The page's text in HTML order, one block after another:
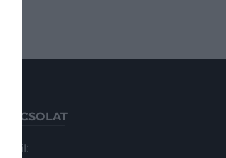
KAPCSOLAT
Email: